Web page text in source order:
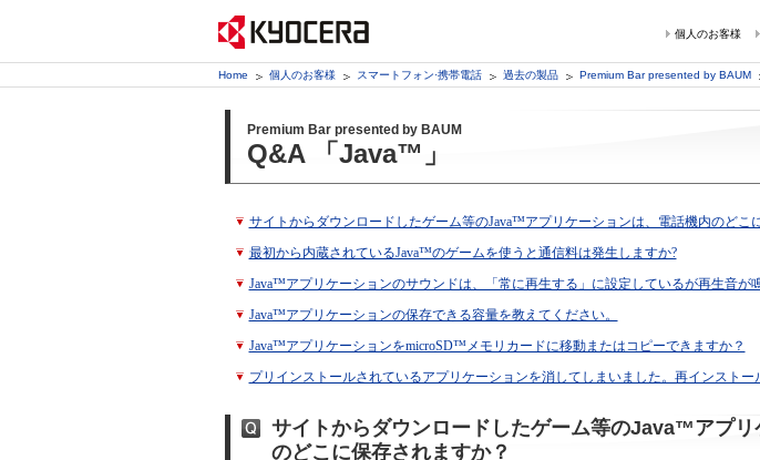
個人のお客様
Home 個人のお客様 スマートフォン·携帯電話 過去の製品 Premium Bar presented by BAUM
Premium Bar presented by BAUM
Q&A 「Java™」
サイトからダウンロードしたゲーム等のJava™アプリケーションは、電話機内のどこ
最初から内蔵されているJava™のゲームを使うと通信料は発生しますか?
Java™アプリケーションのサウンドは、「常に再生する」に設定しているが再生音が
Java™アプリケーションの保存できる容量を教えてください。
Java™アプリケーションをmicroSD™メモリカードに移動またはコピーできますか？
プリインストールされているアプリケーションを消してしまいました。再インストー
サイトからダウンロードしたゲーム等のJava™アプリ
のどこに保存されますか？